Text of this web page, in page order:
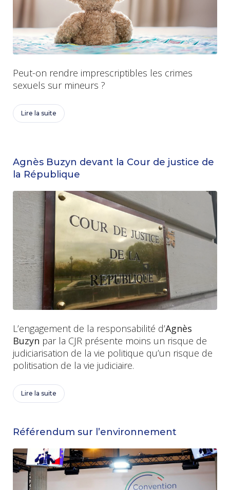
Peut-on rendre imprescriptibles les crimes
sexuels sur mineurs ?
Lire la suite
Agnès Buzyn devant la Cour de justice de
la République
L’engagement de la responsabilité d’Agnès
Buzyn par la CJR présente moins un risque de
judiciarisation de la vie politique qu’un risque de
politisation de la vie judiciaire.
Lire la suite
Référendum sur l’environnement